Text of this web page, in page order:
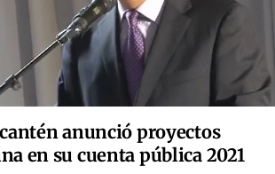
anunció proyectos
en su cuenta pública 2021